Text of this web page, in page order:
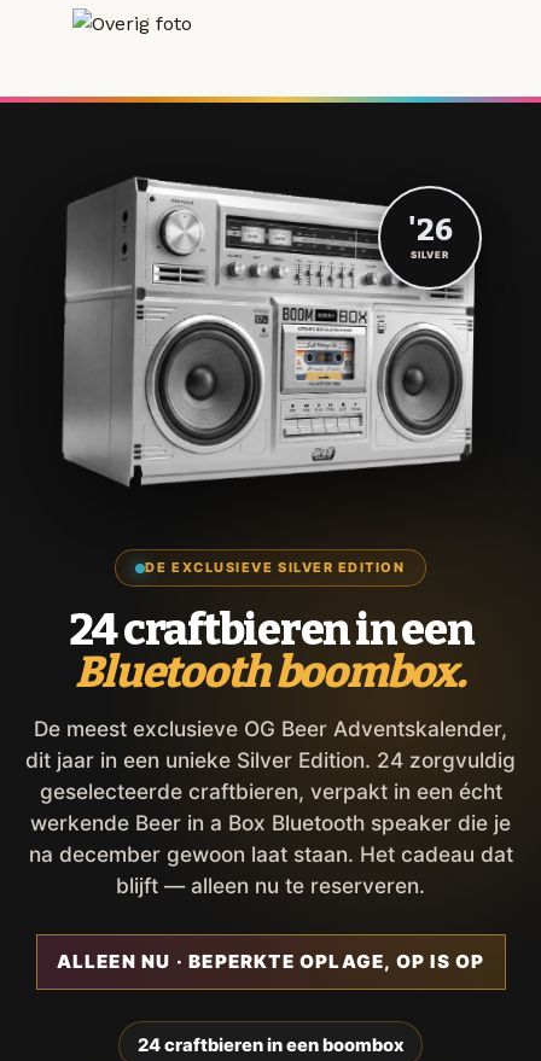
DE EXCLUSIEVE SILVER EDITION
24 craftbieren in een
Bluetooth boombox.
De meest exclusieve OG Beer Adventskalender,
dit jaar in een unieke Silver Edition. 24 zorgvuldig
geselecteerde craftbieren, verpakt in een écht
werkende Beer in a Box Bluetooth speaker die je
na december gewoon laat staan. Het cadeau dat
blijft — alleen nu te reserveren.
ALLEEN NU · BEPERKTE OPLAGE, OP IS OP
24 craftbieren in een boombox
'26
SILVER